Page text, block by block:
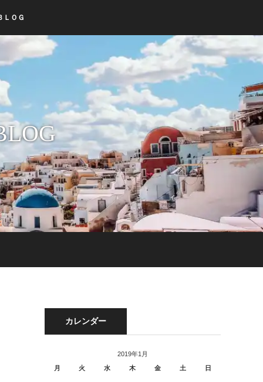
ＬＯＧ
カレンダー
2019年1月
月
火 水 木 金 土 日